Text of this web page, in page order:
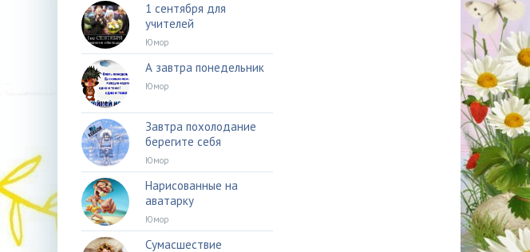
1 сентября для
учителей
Юмор
А завтра понедельник
Юмор
Завтра похолодание
берегите себя
Юмор
Нарисованные на
аватарку
Юмор
Сумасшествие